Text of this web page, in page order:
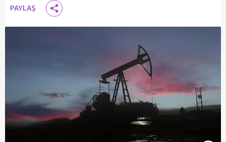
PAYLAŞ